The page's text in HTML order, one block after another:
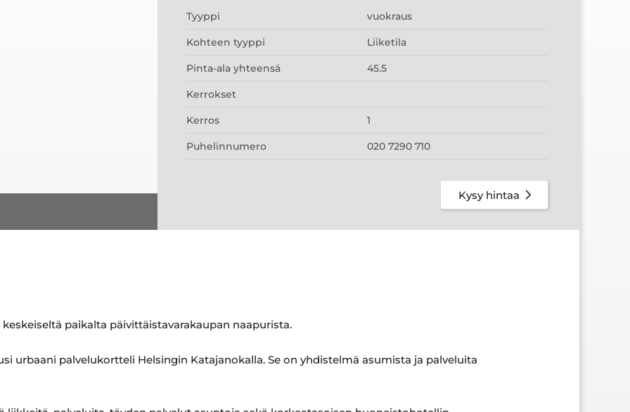
Tyyppi vuokraus
Kohteen tyyppi Liiketila
Pinta-ala yhteensä 45.5
Kerrokset
Kerros 1
Puhelinnumero 020 7290 710
Kysy hintaa
paikalta päivittäistavarakaupan naapurista.
urbaani palvelukortteli Helsingin Katajanokalla. Se on yhdistelmä asumista ja palveluita